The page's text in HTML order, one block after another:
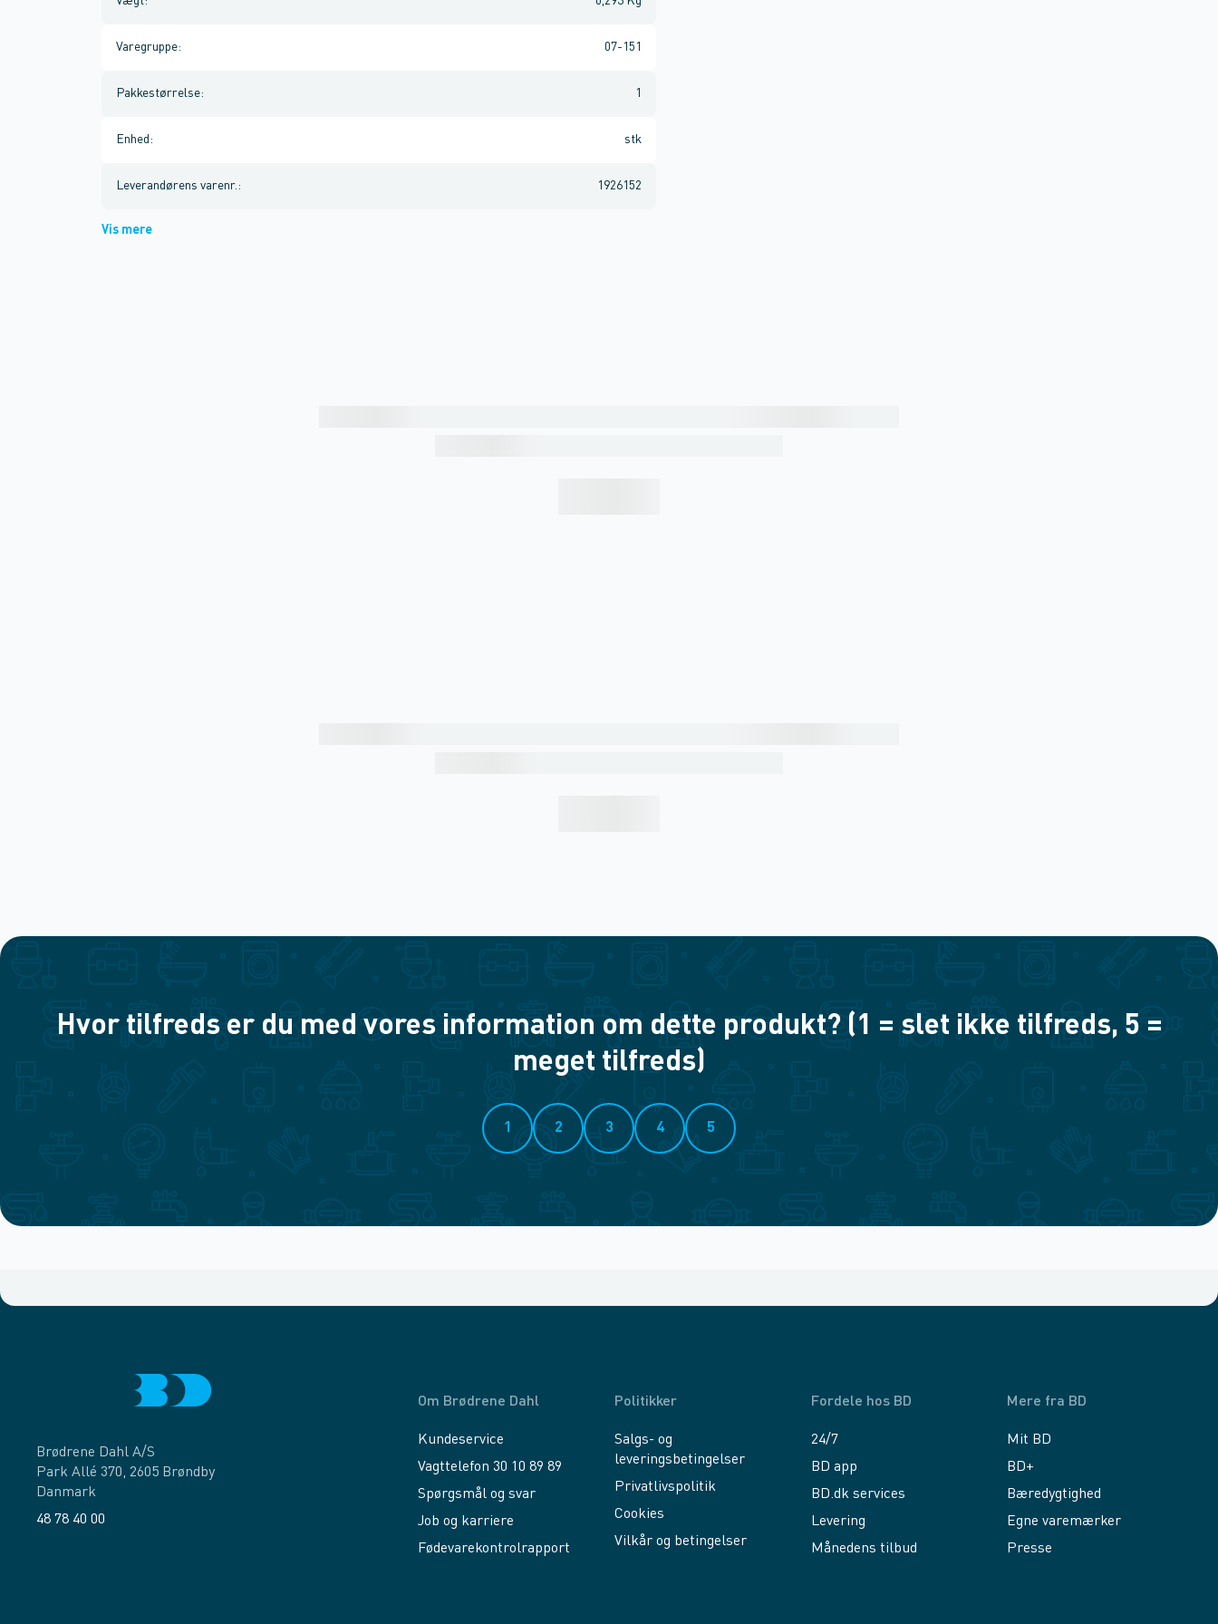
Varegruppe: 07-151
Pakkestørrelse: 1
Enhed : stk
Leverandørens varenr. : 1926152
Vis mere
Hvor tilfreds er du med vores information om dette produkt? (1 = slet ikke tilfreds, 5 =
meget tilfreds)
1 2 3 4 5
Brødrene Dahl A/S
Park Allé 370, 2605 Brøndby
Danmark
48 78 40 00
Om Brødrene Dahl
Kundeservice
Vagttelefon 30 10 89 89
Spørgsmål og svar
Job og karriere
Fødevarekontrolrapport
Politikker
Salgs- og
leveringsbetingelser
Privatlivspolitik
Cookies
Vilkår og betingelser
Fordele hos BD
24/7
BD app
BD.dk services
Levering
Månedens tilbud
Mere fra BD
Mit BD
BD+
Bæredygtighed
Egne varemærker
Presse